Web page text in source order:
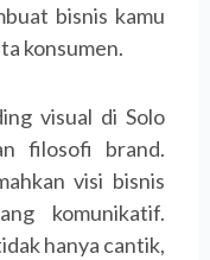
bisnis kamu
konsumen.
visual di Solo
filosofi brand.
visi bisnis
komunikatif.
hanya cantik,